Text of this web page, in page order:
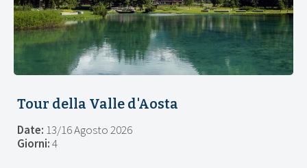
Tour della Valle d'Aosta
Date: 13/16 Agosto 2026
Giorni:4